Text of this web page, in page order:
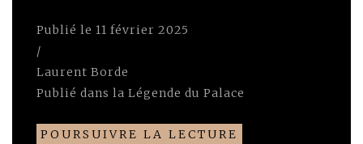
Publié le 11 février 2025
/
Laurent Borde
Publié dans la Légende du Palace
POURSUIVRE LA LECTURE